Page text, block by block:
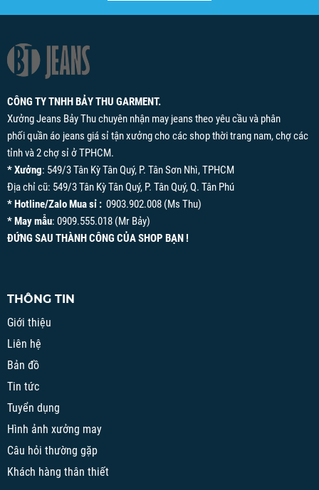
CÔNG TY TNHH BẢY THU GARMENT.
Xưởng Jeans Bảy Thu chuyên nhận may jeans theo yêu cầu và phân
phối quần áo jeans giá sỉ tận xưởng cho các shop thời trang nam, chợ các
tỉnh và 2 chợ sỉ ở TPHCM.
* Xưởng: 549/3 Tân Kỳ Tân Quý, P. Tân Sơn Nhì, TPHCM
Địa chỉ cũ: 549/3 Tân Kỳ Tân Quý, P. Tân Quý, Q. Tân Phú
* Hotline/Zalo Mua sỉ : 0903.902.008 (Ms Thu)
* May mẫu: 0909.555.018 (Mr Bảy)
ĐỨNG SAU THÀNH CÔNG CỦA SHOP BẠN !
THÔNG TIN
Giới thiệu
Liên hệ
Bản đồ
Tin tức
Tuyển dụng
Hình ảnh xưởng may
Câu hỏi thường gặp
Khách hàng thân thiết